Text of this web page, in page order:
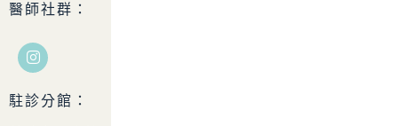
醫師社群：
駐診分館：